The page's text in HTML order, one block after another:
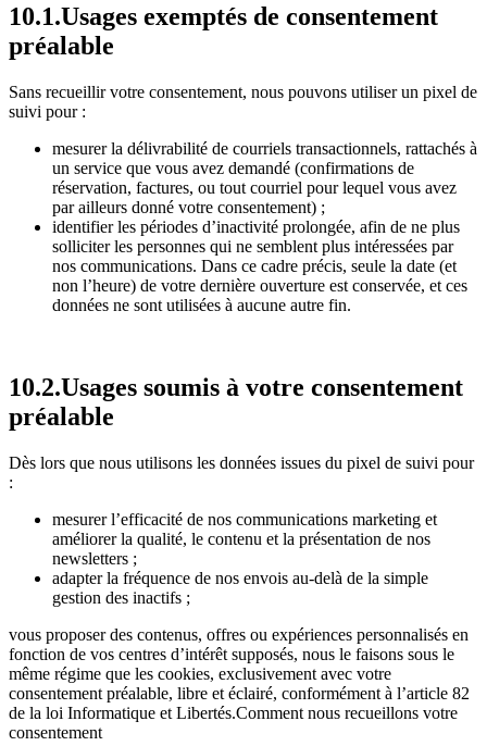
10.1.Usages exemptés de consentement
préalable
Sans recueillir votre consentement, nous pouvons utiliser un pixel de
suivi pour :
mesurer la délivrabilité de courriels transactionnels, rattachés à
un service que vous avez demandé (confirmations de
réservation, factures, ou tout courriel pour lequel vous avez
par ailleurs donné votre consentement) ;
identifier les périodes d’inactivité prolongée, afin de ne plus
solliciter les personnes qui ne semblent plus intéressées par
nos communications. Dans ce cadre précis, seule la date (et
non l’heure) de votre dernière ouverture est conservée, et ces
données ne sont utilisées à aucune autre fin.
10.2.Usages soumis à votre consentement
préalable
Dès lors que nous utilisons les données issues du pixel de suivi pour
:
mesurer l’efficacité de nos communications marketing et
améliorer la qualité, le contenu et la présentation de nos
newsletters ;
adapter la fréquence de nos envois au-delà de la simple
gestion des inactifs ;
vous proposer des contenus, offres ou expériences personnalisés en
fonction de vos centres d’intérêt supposés, nous le faisons sous le
même régime que les cookies, exclusivement avec votre
consentement préalable, libre et éclairé, conformément à l’article 82
de la loi Informatique et Libertés.Comment nous recueillons votre
consentement